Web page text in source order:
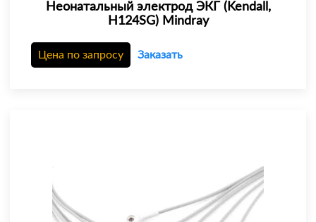
Неонатальный электрод ЭКГ (Kendall,
H124SG) Mindray
Цена по запросу Заказать